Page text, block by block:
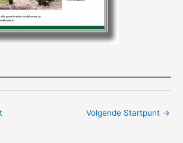
Volgende Startpunt →